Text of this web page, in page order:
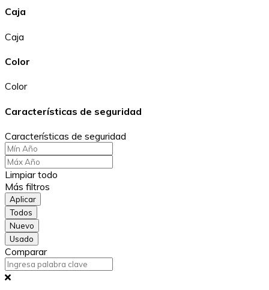
Caja
Caja
Color
Color
Características de seguridad
Características de seguridad
Limpiar todo
Más filtros
Aplicar
Todos
Nuevo
Usado
Comparar